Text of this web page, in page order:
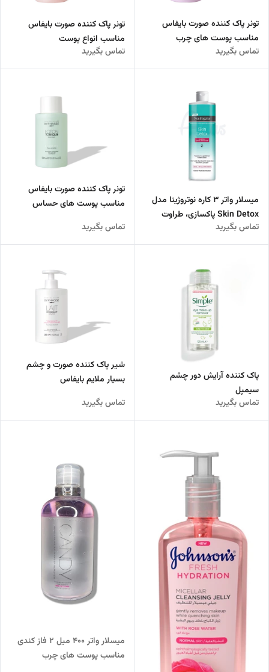
تونر پاک کننده صورت بایفاس
مناسب پوست های چرب
تماس بگیرید
تونر پاک کننده صورت بایفاس
مناسب انواع پوست
تماس بگیرید
میسلار واتر 3 کاره نوتروژینا مدل
Skin Detox پاکسازی، طراوت
بخشی و سم‌زدایی پوست
تماس بگیرید
تونر پاک کننده صورت بایفاس
مناسب پوست های حساس
تماس بگیرید
پاک کننده آرایش دور چشم
سیمپل
تماس بگیرید
شیر پاک کننده صورت و چشم
بسیار ملایم بایفاس
تماس بگیرید
میسلار واتر 400 میل 2 فاز کندی
مناسب پوست های چرب